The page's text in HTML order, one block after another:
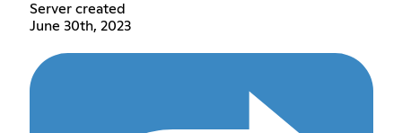
Server created
June 30th, 2023